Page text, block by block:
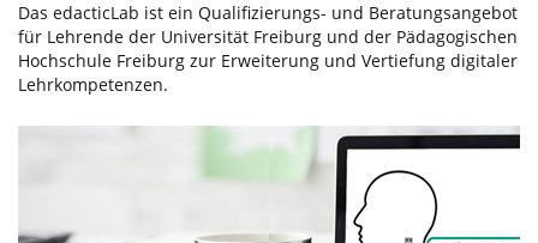
Das edacticLab ist ein Qualifizierungs- und Beratungsangebot
für Lehrende der Universität Freiburg und der Pädagogischen
Hochschule Freiburg zur Erweiterung und Vertiefung digitaler
Lehrkompetenzen.